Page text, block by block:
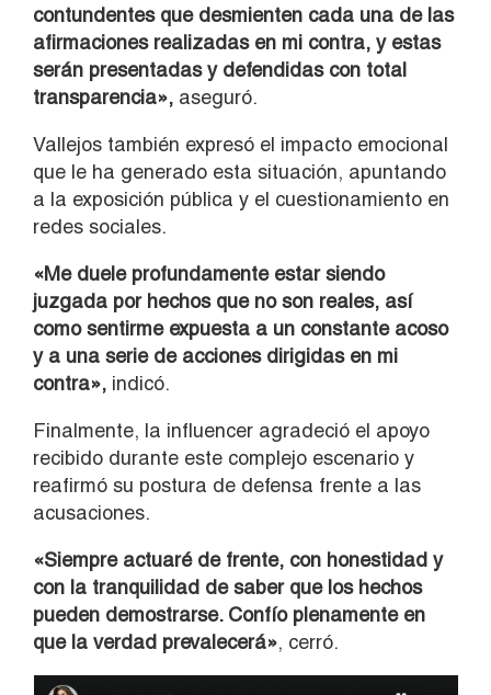
contundentes que desmienten cada una de las
afirmaciones realizadas en mi contra, y estas
serán presentadas y defendidas con total
transparencia», aseguró.
Vallejos también expresó el impacto emocional
que le ha generado esta situación, apuntando
a la exposición pública y el cuestionamiento en
redes sociales.
«Me duele profundamente estar siendo
juzgada por hechos que no son reales, así
como sentirme expuesta a un constante acoso
y a una serie de acciones dirigidas en mi
contra», indicó.
Finalmente, la influencer agradeció el apoyo
recibido durante este complejo escenario y
reafirmó su postura de defensa frente a las
acusaciones.
«Siempre actuaré de frente, con honestidad y
con la tranquilidad de saber que los hechos
pueden demostrarse. Confío plenamente en
que la verdad prevalecerá», cerró.